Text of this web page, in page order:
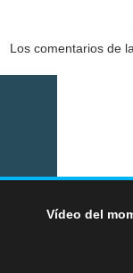
Los comentarios de
Vídeo del